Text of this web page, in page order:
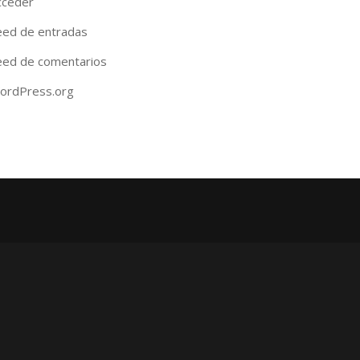
de entradas
de comentarios